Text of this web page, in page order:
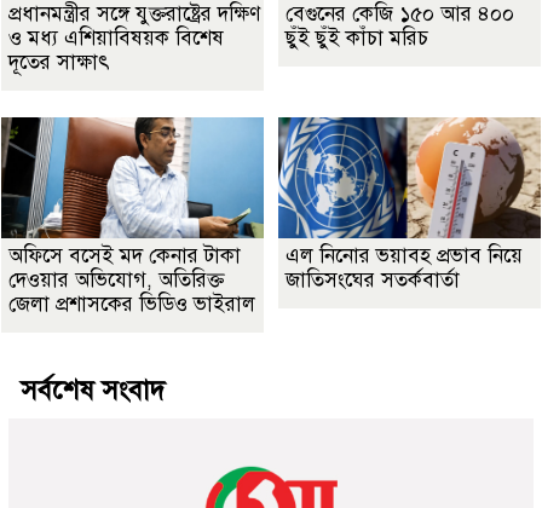
প্রধানমন্ত্রীর সঙ্গে যুক্তরাষ্ট্রের দক্ষিণ
ও মধ্য এশিয়াবিষয়ক বিশেষ
দূতের সাক্ষাৎ
বেগুনের কেজি ১৫০ আর ৪০০
ছুঁই ছুঁই কাঁচা মরিচ
অফিসে বসেই মদ কেনার টাকা
দেওয়ার অভিযোগ, অতিরিক্ত
জেলা প্রশাসকের ভিডিও ভাইরাল
এল নিনোর ভয়াবহ প্রভাব নিয়ে
জাতিসংঘের সতর্কবার্তা
সর্বশেষ সংবাদ